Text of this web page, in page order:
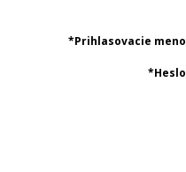
Prihlasovacie meno
Heslo